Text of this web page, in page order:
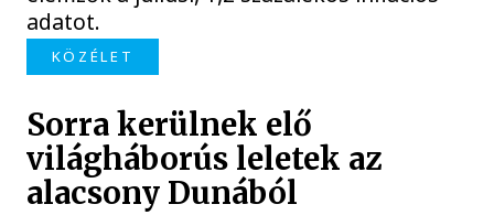
adatot.
KÖZÉLET
Sorra kerülnek elő
világháborús leletek az
alacsony Dunából